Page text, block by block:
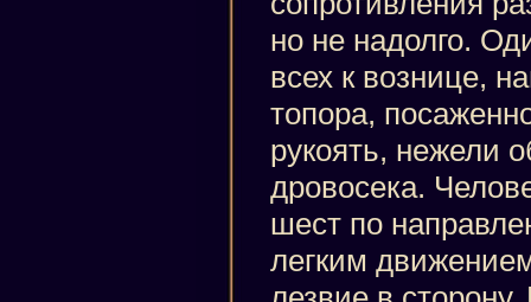
но не надолго.
всех к вознице,
топора,
рукоять, нежели
дровосека.
шест по
легким